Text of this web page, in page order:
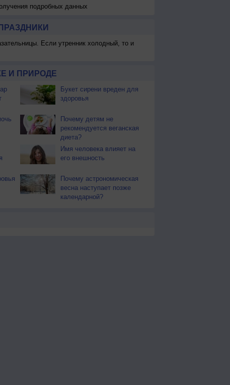
подробных данных
Если утренник холодный, то и
И ПРИРОДЕ
Букет сирени вреден для
здоровья
Почему детям не
рекомендуется веганская
диета?
Имя человека влияет на
его внешность
Почему астрономическая
весна наступает позже
календарной?